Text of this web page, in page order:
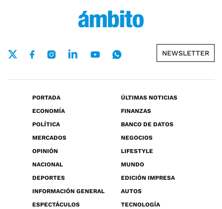
NEWSLETTER
PORTADA
ÚLTIMAS NOTICIAS
ECONOMÍA
FINANZAS
POLÍTICA
BANCO DE DATOS
MERCADOS
NEGOCIOS
OPINIÓN
LIFESTYLE
NACIONAL
MUNDO
DEPORTES
EDICIÓN IMPRESA
INFORMACIÓN GENERAL
AUTOS
ESPECTÁCULOS
TECNOLOGÍA